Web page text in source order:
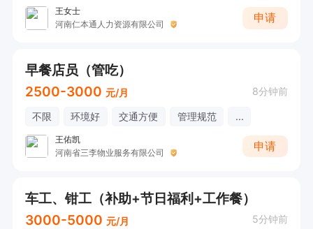
王女士
河南仁本通人力资源有限公司
申请
早餐店员（管吃）
2500-3000 元/月 8分钟前
不限 环境好 交通方便 管理规范 ...
王佑凯
河南省三李物业服务有限公司
申请
车工、钳工（补助+节日福利+工作餐）
3000-5000 元/月 5分钟前